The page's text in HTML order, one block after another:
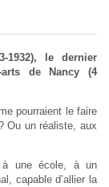
1932), le dernier
arts de Nancy (4
pourraient le faire
Ou un réaliste, aux
à une école, à un
capable d’allier la